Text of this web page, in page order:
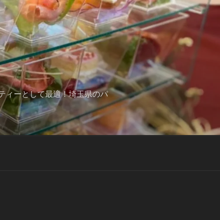
ィーとして最適！埼玉県のパ